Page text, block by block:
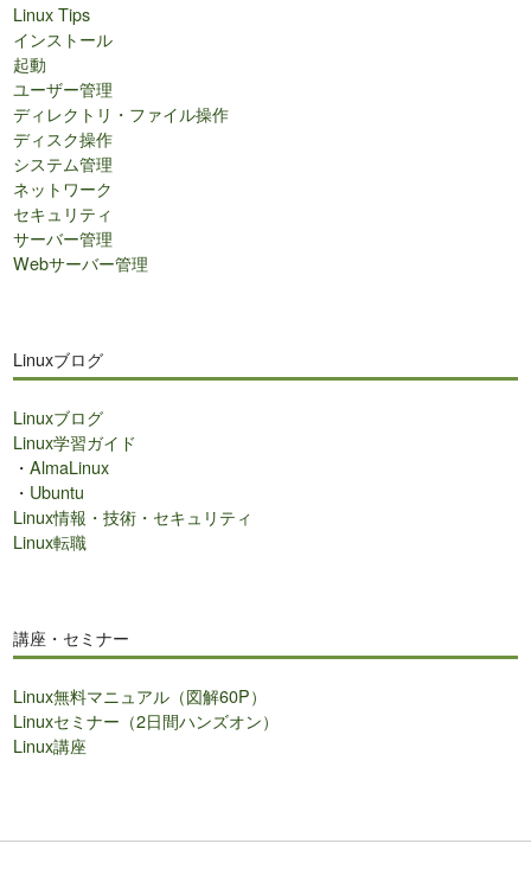
Linux Tips
インストール
起動
ユーザー管理
ディレクトリ・ファイル操作
ディスク操作
システム管理
ネットワーク
セキュリティ
サーバー管理
Webサーバー管理
Linuxブログ
Linuxブログ
Linux学習ガイド
・AlmaLinux
・ Ubuntu
Linux情報・技術・セキュリティ
Linux転職
講座・セミナー
Linux無料マニュアル（図解60P）
Linuxセミナー（2日間ハンズオン）
Linux講座